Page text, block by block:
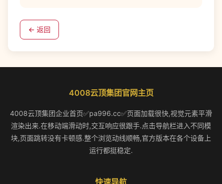
← 返回
4008云顶集团官网主页
4008云顶集团企业首页✅pa996.cc✅页面加载很快,视觉元素平滑
渲染出来.在移动端滑动时,交互响应很跟手.点击导航栏进入不同模
块,页面跳转没有卡顿感.整个浏览动线顺畅,官方版本在各个设备上
运行都挺稳定.
快速导航